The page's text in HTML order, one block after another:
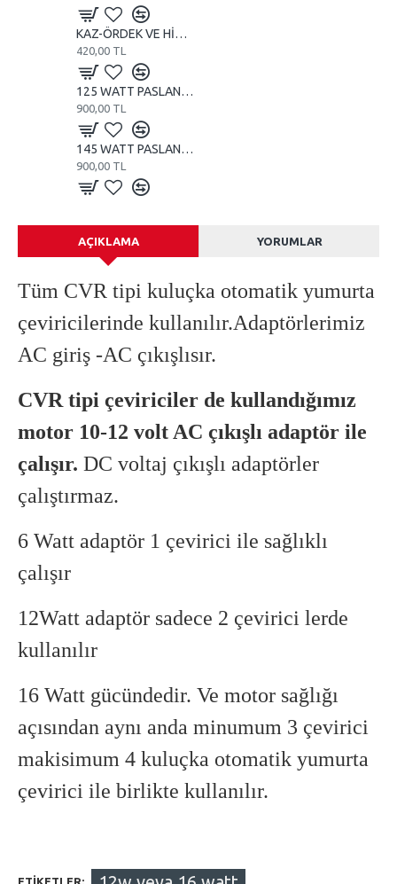
KAZ-ÖRDEK VE HİNDİ KULUÇKA MAKİNE TEREĞİ
420,00 TL
125 WATT PASLANMAZ TUBE REZİSTANS
900,00 TL
145 WATT PASLANMAZ TUBE REZİSTANS
900,00 TL
AÇIKLAMA YORUMLAR
Tüm CVR tipi kuluçka otomatik yumurta
çeviricilerinde kullanılır.Adaptörlerimiz
AC giriş -AC çıkışlısır.
CVR tipi çeviriciler de kullandığımız
motor 10-12 volt AC çıkışlı adaptör ile
çalışır. DC voltaj çıkışlı adaptörler
çalıştırmaz.
6 Watt adaptör 1 çevirici ile sağlıklı
çalışır
12Watt adaptör sadece 2 çevirici lerde
kullanılır
16 Watt gücündedir. Ve motor sağlığı
açısından aynı anda minumum 3 çevirici
makisimum 4 kuluçka otomatik yumurta
çevirici ile birlikte kullanılır.